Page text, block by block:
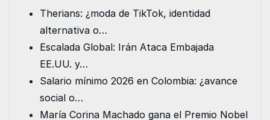
b
o
o
k
e
r
d
n
A
p
n
e
Therians: ¿moda de TikTok, identidad
alternativa o…
Escalada Global: Irán Ataca Embajada
EE.UU. y…
Salario mínimo 2026 en Colombia: ¿avance
social o…
María Corina Machado gana el Premio Nobel